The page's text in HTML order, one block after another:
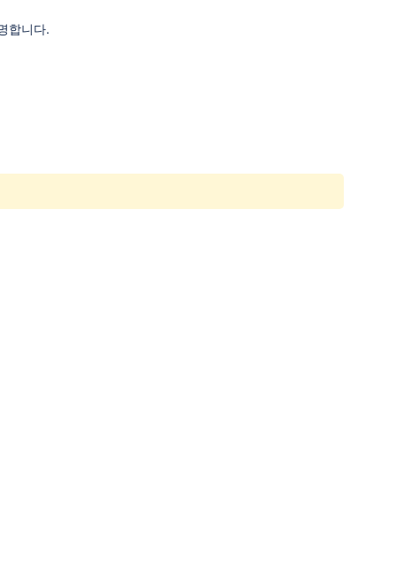
합니다.